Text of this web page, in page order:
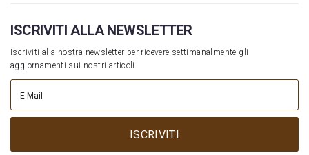
ISCRIVITI ALLA NEWSLETTER
Iscriviti alla nostra newsletter per ricevere settimanalmente gli
aggiornamenti sui nostri articoli
ISCRIVITI